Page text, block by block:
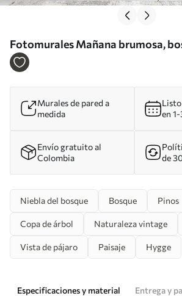
Fotomurales Mañana brumosa,
Murales de pared a
medida
en
Envío gratuito al
Colombia
de
Niebla del bosque Bosque Pinos
Copa de árbol Naturaleza vintage
Vista de pájaro Paisaje Hygge
Especificaciones y material
Entrega y